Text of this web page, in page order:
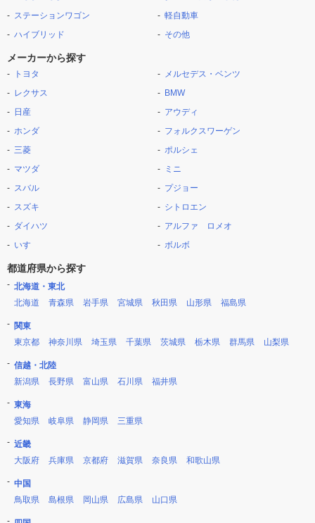
ステーションワゴン
ハイブリッド
軽自動車
その他
メーカーから探す
トヨタ
レクサス
日産
ホンダ
三菱
マツダ
スバル
スズキ
ダイハツ
いすゞ
メルセデス・ベンツ
BMW
アウディ
フォルクスワーゲン
ポルシェ
ミニ
プジョー
シトロエン
アルファ ロメオ
ボルボ
都道府県から探す
北海道・東北
北海道
青森県 岩手県 宮城県 秋田県 山形県 福島県
関東
東京都
神奈川県 埼玉県 千葉県 茨城県 栃木県 群馬県 山梨県
信越・北陸
新潟県
長野県 富山県 石川県 福井県
東海
愛知県
岐阜県 静岡県 三重県
近畿
大阪府
兵庫県 京都府 滋賀県 奈良県 和歌山県
中国
鳥取県
島根県 岡山県 広島県 山口県